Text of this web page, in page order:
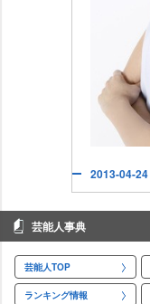
2013-04-24
芸能人事典
芸能人TOP
ランキング情報